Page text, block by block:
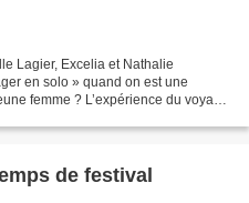
Lagier, Excelia et Nathalie
en solo » quand on est une
femme ? L’expérience du voyage
de festival